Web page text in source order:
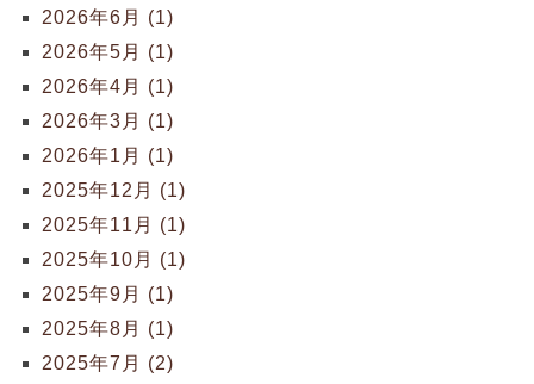
2026年6月 (1)
2026年5月 (1)
2026年4月 (1)
2026年3月 (1)
2026年1月 (1)
2025年12月 (1)
2025年11月 (1)
2025年10月 (1)
2025年9月 (1)
2025年8月 (1)
2025年7月 (2)